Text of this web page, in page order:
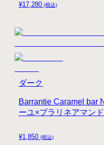
¥17,280 (税込)
¥1,850 (税込)
Barrantie Caramel bar
ーユ×プラリネアマン
ダーク